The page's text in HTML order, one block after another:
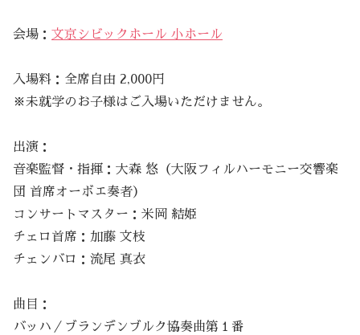
会場： 文京シビックホール 小ホール
入場料：全席自由 2,000円
※未就学のお子様はご入場いただけません。
出演：
音楽監督・指揮：大森 悠（大阪フィルハーモニー交響楽
団 首席オーボエ奏者）
コンサートマスター：米岡 結姫
チェロ首席：加藤 文枝
チェンバロ：流尾 真衣
曲目：
バッハ／ブランデンブルク協奏曲第１番